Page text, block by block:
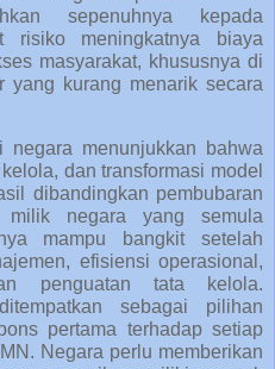
sepenuhnya kepada
risiko meningkatnya biaya
masyarakat, khususnya di
yang kurang menarik secara
negara menunjukkan bahwa
dan transformasi model
dibandingkan pembubaran
milik negara yang semula
mampu bangkit setelah
efisiensi operasional,
penguatan tata kelola.
sebagai pilihan
pertama terhadap setiap
Negara perlu memberikan